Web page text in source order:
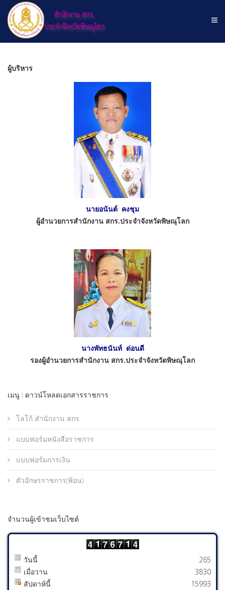
ผู้บริหาร
นายอนันต์ คงชุม
ผู้อำนวยการสำนักงาน สกร.ประจำจังหวัดพิษณุโลก
นางพัทธนันท์ ด่อนดี
รองผู้อำนวยการสำนักงาน สกร.ประจำจังหวัดพิษณุโลก
เมนู : ดาวน์โหลดเอกสารราชการ
โลโก้ สำนักงาน สกร.
แบบฟอร์มหนังสือราชการ
แบบฟอร์มการเงิน
ตัวอักษรราชการ(ฟ้อน)
จำนวนผู้เข้าชมเว็บไซต์
วันนี้
เมื่อวาน
สัปดาห์นี้
265
3830
15993